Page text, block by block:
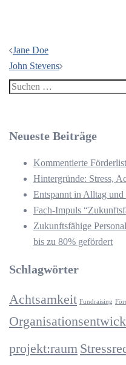
Beitragsnavigation
Jane Doe
John Stevens
Suchen
Neueste Beiträge
Kommentierte
Hintergründe: Stress,
Entspannt in Alltag
Fach-Impuls
Zukunftsfähige
bis zu 80% gefördert
Schlagwörter
Achtsamkeit Fundraising
projekt:raum